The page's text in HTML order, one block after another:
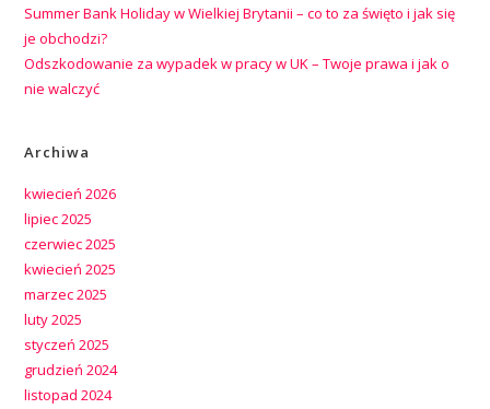
Summer Bank Holiday w Wielkiej Brytanii – co to za święto i jak się
je obchodzi?
Odszkodowanie za wypadek w pracy w UK – Twoje prawa i jak o
nie walczyć
Archiwa
kwiecień 2026
lipiec 2025
czerwiec 2025
kwiecień 2025
marzec 2025
luty 2025
styczeń 2025
grudzień 2024
listopad 2024